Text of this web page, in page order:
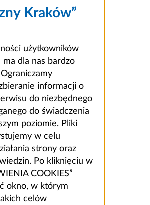
Kraków”
użytkowników
ma dla nas bardzo
informacji o
do niezbędnego
do świadczenia
poziomie. Pliki
w celu
strony oraz
Po kliknięciu w
COOKIES”
okno, w którym
celów